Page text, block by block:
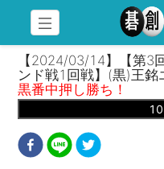
【2024/03/14】【第3
ンド戦1回戦】(黒)王
黒番中押し勝ち！